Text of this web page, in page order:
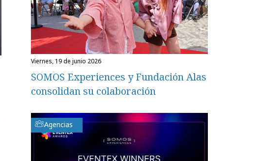
viernes, 19 de junio 2026
SOMOS Experiences y Fundación Alas
consolidan su colaboración
Agencias